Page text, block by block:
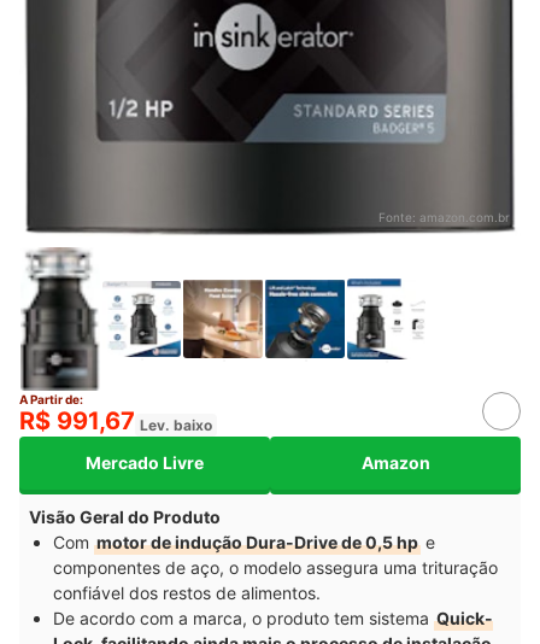
Fonte: amazon.com.br
A Partir de:
R$ 991,67 Lev. baixo
Mercado Livre Amazon
Visão Geral do Produto
Com motor de indução Dura-Drive de 0,5 hp e
componentes de aço, o modelo assegura uma trituração
confiável dos restos de alimentos.
De acordo com a marca, o produto tem sistema Quick-